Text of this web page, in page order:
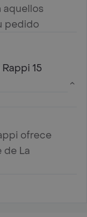
aquellos
pedido
15
ofrece
de La